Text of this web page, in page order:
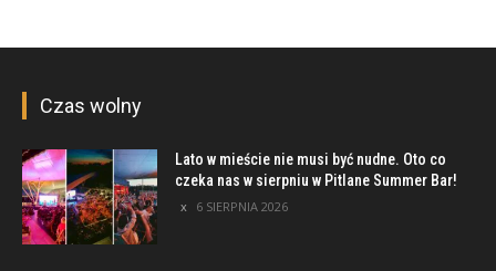
Czas wolny
Lato w mieście nie musi być nudne. Oto co
czeka nas w sierpniu w Pitlane Summer Bar!
6 SIERPNIA 2026